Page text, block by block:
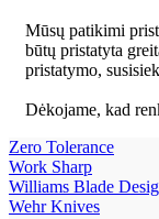
Mūsų patikimi
būtų pristatyta
pristatymo,
Dėkojame, kad
Zero Tolerance
Work Sharp
Williams Blade
Wehr Knives